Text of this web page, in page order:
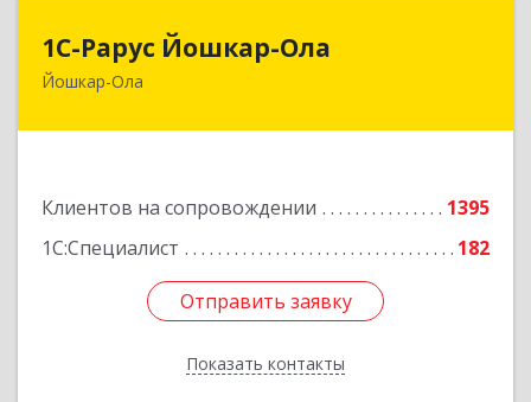
1С-Рарус Йошкар-Ола
Йошкар-Ола
Клиентов на сопровождении
1395
1С:Специалист
182
Отправить заявку
Показать контакты
424004, Марий Эл Респ, Йошкар-Ола г, Волкова
Отправить заявку
Назад